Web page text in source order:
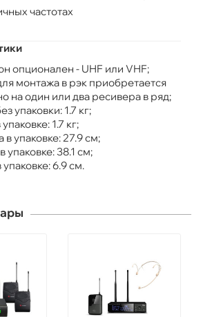
частотах
опционален - UHF или VHF;
монтажа в рэк приобретается
на один или два ресивера в ряд;
упаковки: 1.7 кг;
1.7 кг;
упаковке: 27.9 см;
упаковке: 38.1 см;
6.9 см.